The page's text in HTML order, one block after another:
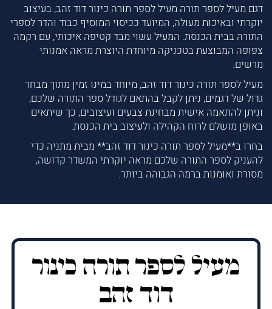
דגם מעיל לספר תורה מעיל לספר תורה כינור דוד זהב, בעיצוב
יוקרתי ובאיכות מעולה, המיועד ככיסוי המוסיף כבוד והדר לספרי
התורה בבית הכנסת. המעיל עשוי מבד קטיפה איכותי, עם רקמה
צפופה המבוצעת בטכניקה מיוחדת היוצרת מראה אמנותי
מרשים.
מעיל לספר תורה כינור דוד זהב, מיוחד במינו זמין מתוך מבחר
גדול של דגמים, ניתן לקבל בהתאם לגודל ספר התורה שלכם,
וניתן להתאמה אישית מבחינת צבעים ועיצובים, כך שיתאים
באופן מושלם לרוח הקהילה ולעיצוב בית הכנסת.
בחרו ב**מעיל לספר תורה כינור דוד זהב** מבית מתניה כדי
להעניק לספר התורה שלכם מראה יוקרתי המשדר קדושה,
מסורת ואומנות ברמה הגבוהה ביותר.
מעיל לספר תורה כינור
דוד זהב